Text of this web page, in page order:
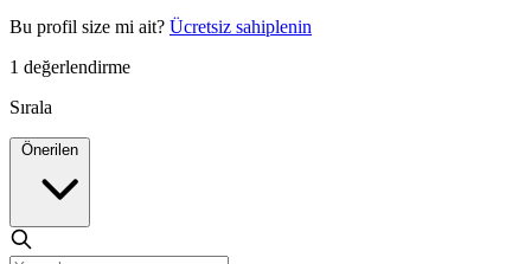
Bu profil size mi ait? Ücretsiz sahiplenin
1 değerlendirme
Sırala